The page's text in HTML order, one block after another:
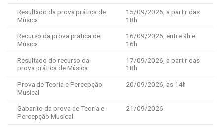
Resultado da prova prática de
Música
15/09/2026, a partir das
18h
Recurso da prova prática de
Música
16/09/2026, entre 9h e
16h
Resultado do recurso da
prova prática de Música
17/09/2026, a partir das
18h
Prova de Teoria e Percepção
Musical
20/09/2026, às 14h
Gabarito da prova de Teoria e
Percepção Musical
21/09/2026